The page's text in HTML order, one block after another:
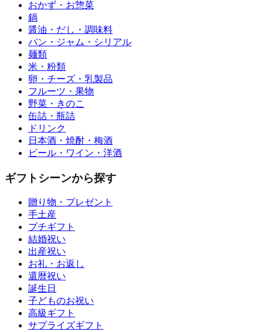
おかず・お惣菜
鍋
醤油・だし・調味料
パン・ジャム・シリアル
麺類
米・粉類
卵・チーズ・乳製品
フルーツ・果物
野菜・きのこ
缶詰・瓶詰
ドリンク
日本酒・焼酎・梅酒
ビール・ワイン・洋酒
ギフトシーンから探す
贈り物・プレゼント
手土産
プチギフト
結婚祝い
出産祝い
お礼・お返し
還暦祝い
誕生日
子どものお祝い
高級ギフト
サプライズギフト